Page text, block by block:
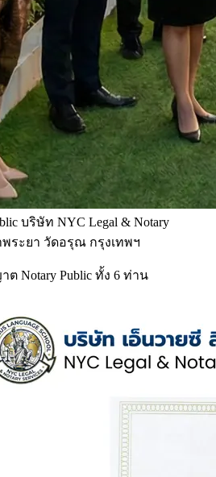
บริษัท NYC Legal & Notary
พระยา วัดอรุณ กรุงเทพฯ
Notary Public ทั้ง 6 ท่าน